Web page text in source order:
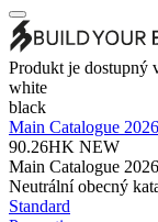
Produkt je dostupný
white
black
Main Catalogue 2026
90.26HK NEW
Main Catalogue 2026
Neutrální obecný
Standard